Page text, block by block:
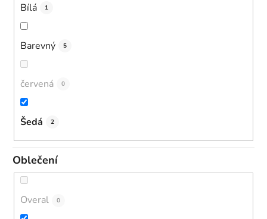
Bílá 1
Barevný 5
červená 0
Šedá 2
Oblečení
Overal 0